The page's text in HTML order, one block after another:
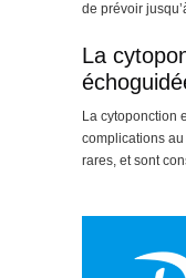
de prévoir
La
La cytoponction
complications
rares, et sont